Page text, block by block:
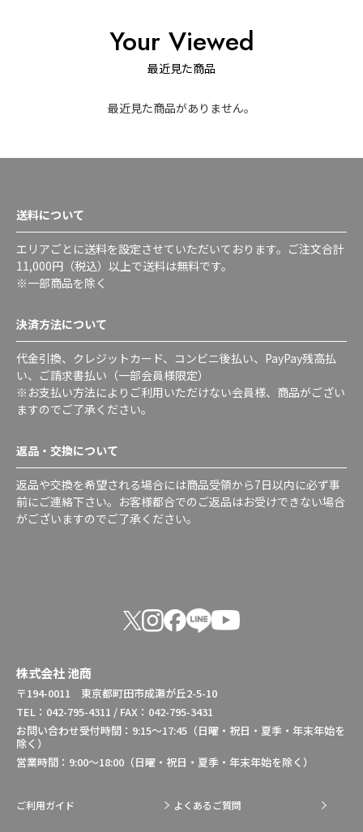
Your Viewed
最近見た商品
最近見た商品がありません。
送料について
エリアごとに送料を設定させていただいております。ご注文合計
11,000円（税込）以上で送料は無料です。
※一部商品を除く
決済方法について
代金引換、クレジットカード、コンビニ後払い、PayPay残高払
い、ご請求書払い（一部会員様限定）
※お支払い方法によりご利用いただけない会員様、商品がござい
ますのでご了承ください。
返品・交換について
返品や交換を希望される場合には商品受領から7日以内に必ず事
前にご連絡下さい。お客様都合でのご返品はお受けできない場合
がございますのでご了承ください。
株式会社 池商
〒194-0011 東京都町田市成瀬が丘2-5-10
TEL：042-795-4311 / FAX：042-795-3431
お問い合わせ受付時間：9:15～17:45（日曜・祝日・夏季・年末年始を
除く）
営業時間：9:00～18:00（日曜・祝日・夏季・年末年始を除く）
ご利用ガイド よくあるご質問